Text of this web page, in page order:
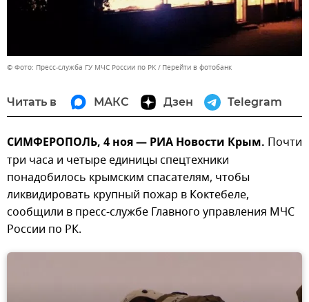
© Фото: Пресс-служба ГУ МЧС России по РК Перейти в фотобанк
Читать в МАКС Дзен Telegram
СИМФЕРОПОЛЬ, 4 ноя — РИА Новости Крым. Почти
три часа и четыре единицы спецтехники
понадобилось крымским спасателям, чтобы
ликвидировать крупный пожар в Коктебеле,
сообщили в пресс-службе Главного управления МЧС
России по РК.